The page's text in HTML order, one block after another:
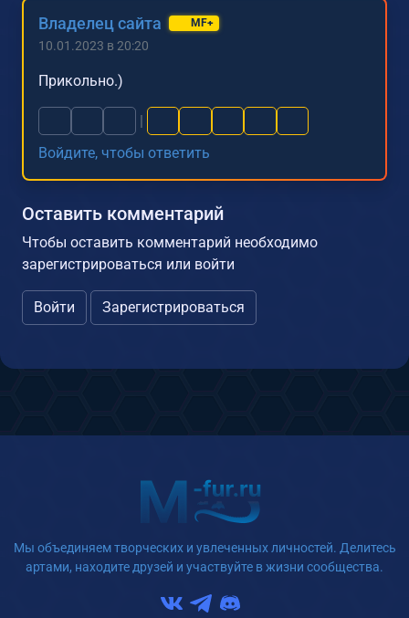
Владелец сайта MF+
10.01.2023 в 20:20
Прикольно.)
|
Войдите, чтобы ответить
Оставить комментарий
Чтобы оставить комментарий необходимо
зарегистрироваться или войти
Войти Зарегистрироваться
Мы объединяем творческих и увлеченных личностей. Делитесь
артами, находите друзей и участвуйте в жизни сообщества.